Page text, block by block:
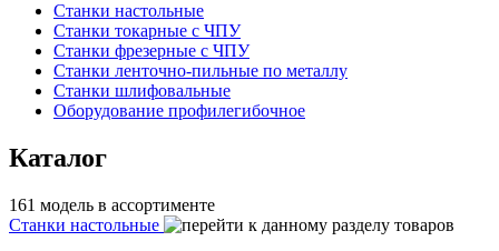
Станки настольные
Станки токарные с ЧПУ
Станки фрезерные с ЧПУ
Станки ленточно-пильные по металлу
Станки шлифовальные
Оборудование профилегибочное
Каталог
161 модель в ассортименте
Станки настольные